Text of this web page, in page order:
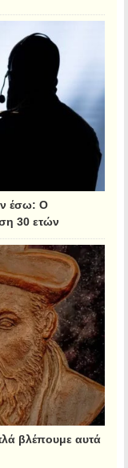
έσω: Ο
30 ετών
βλέπουμε αυτά